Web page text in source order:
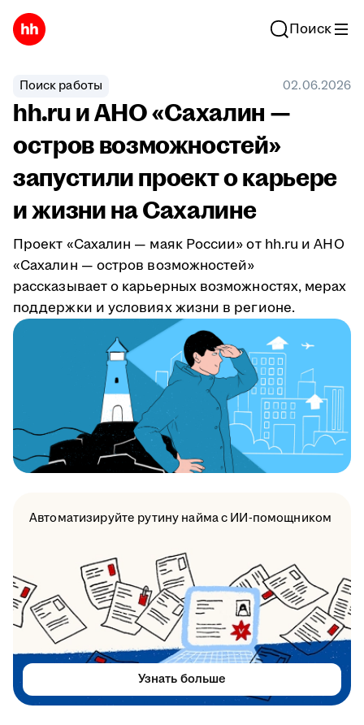
Поиск
Поиск работы 02.06.2026
hh.ru и АНО «Сахалин —
остров возможностей»
запустили проект о карьере
и жизни на Сахалине
Проект «Сахалин — маяк России» от hh.ru и АНО
«Сахалин — остров возможностей»
рассказывает о карьерных возможностях, мерах
поддержки и условиях жизни в регионе.
Автоматизируйте рутину найма с ИИ-помощником
Узнать больше